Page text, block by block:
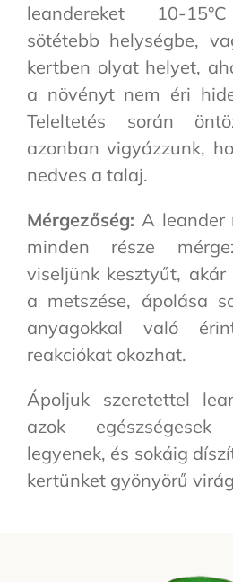
leandereket 10-
sötétebb helységbe,
kertben olyat helyet,
a növényt nem éri
Teleltetés során
azonban vigyázzunk,
nedves a talaj.
Mérgezőség: A leander
minden része
viseljünk kesztyűt, akár
a metszése, ápolása
anyagokkal való
reakciókat okozhat.
Ápoljuk szeretettel
azok
legyenek, és sokáig
kertünket gyönyörű